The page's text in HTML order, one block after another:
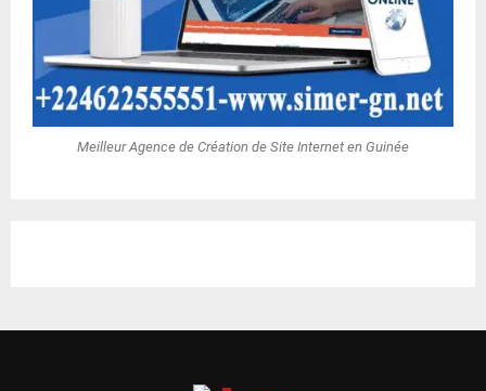
Meilleur Agence de Création de Site Internet en Guinée